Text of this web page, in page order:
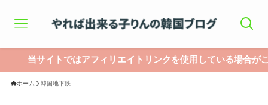
当サイトではアフィリエイトリンクを使用している場合がござ
ホーム 韓国地下鉄